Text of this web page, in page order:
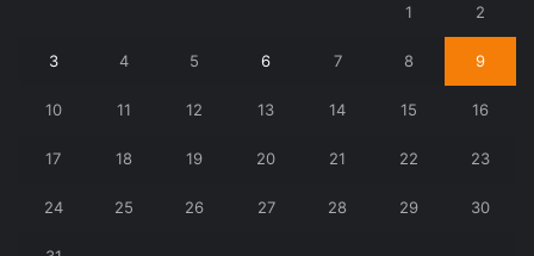
1 2
3 4 5 6 7 8 9
10 11 12 13 14 15 16
17 18 19 20 21 22 23
24 25 26 27 28 29 30